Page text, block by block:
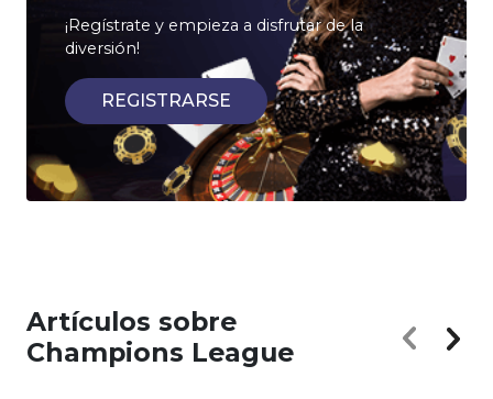
¡Regístrate y empieza a disfrutar de la
diversión!
REGISTRARSE
Artículos sobre
Champions League